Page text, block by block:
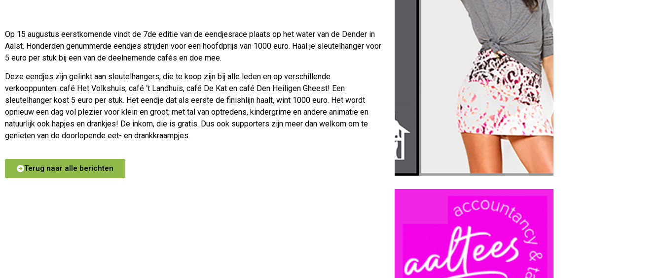
Op 15 augustus eerstkomende vindt de 7de editie van de eendjesrace plaats op het water van de Dender in
Aalst. Honderden genummerde eendjes strijden voor een hoofdprijs van 1000 euro. Haal je sleutelhanger voor
5 euro per stuk bij een van de deelnemende cafés en doe mee.
Deze eendjes zijn gelinkt aan sleutelhangers, die te koop zijn bij alle leden en op verschillende
verkooppunten: café Het Volkshuis, café ‘t Landhuis, café De Kat en café Den Heiligen Gheest! Een
sleutelhanger kost 5 euro per stuk. Het eendje dat als eerste de finishlijn haalt, wint 1000 euro. Het wordt
opnieuw een dag vol plezier voor klein en groot; met tal van optredens, kindergrime en andere animatie en
natuurlijk ook hapjes en drankjes! De inkom, die is gratis. Dus ook supporters zijn meer dan welkom om te
genieten van de doorlopende eet- en drankkraampjes.
Terug naar alle berichten